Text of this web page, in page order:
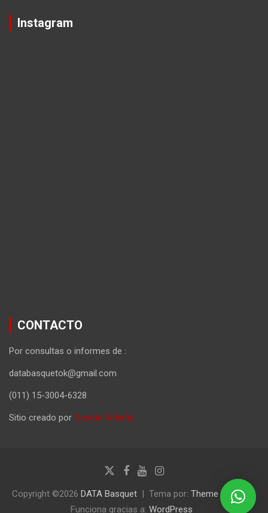
Instagram
CONTACTO
Por consultas o informes de :
databasquetok@gmail.com
(011) 15-3004-6328
Sitio creado por Gastón Schafer
Copyright ©2026 DATA Basquet Tema por: Theme Horse
Funciona gracias a: WordPress